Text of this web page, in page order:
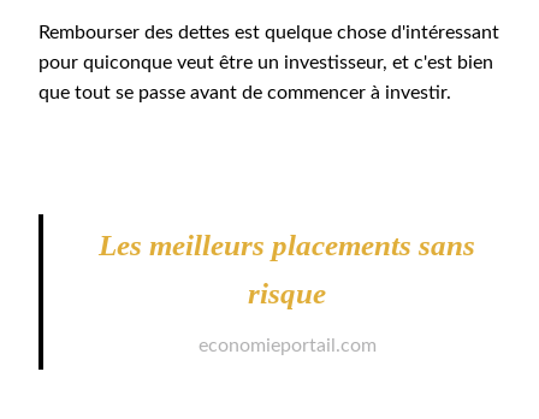
Rembourser des dettes est quelque chose d'intéressant
pour quiconque veut être un investisseur, et c'est bien
que tout se passe avant de commencer à investir.
Les meilleurs placements sans
risque
economieportail.com